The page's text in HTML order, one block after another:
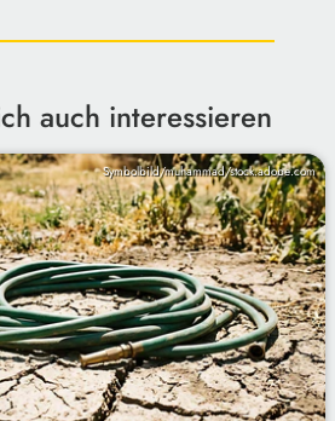
auch interessieren
Symbolbild/muhammad/stock.adobe.com